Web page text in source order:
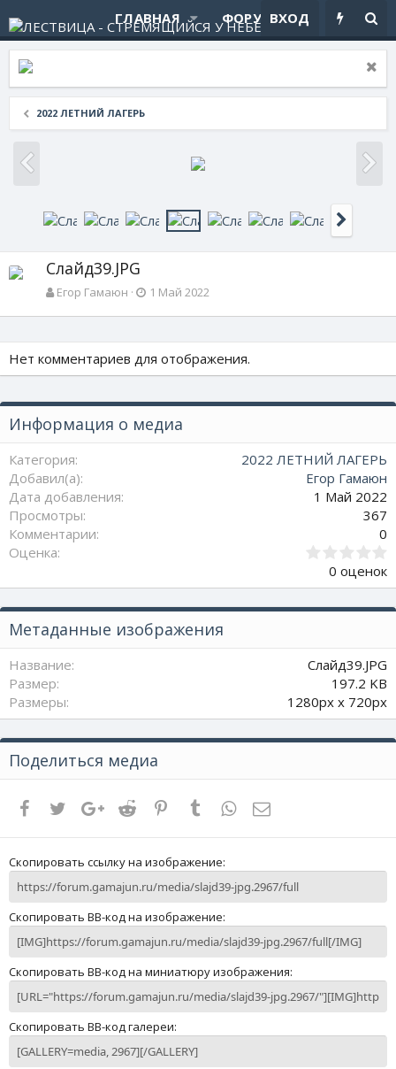
ГЛАВНАЯ ФОРУМЫ ЧТО
ВХОД
2022 ЛЕТНИЙ ЛАГЕРЬ
Слайд39.JPG
Егор Гамаюн 1 Май 2022
Нет комментариев для отображения.
Информация о медиа
Категория
2022 ЛЕТНИЙ ЛАГЕРЬ
Добавил(а)
Егор Гамаюн
Дата добавления
1 Май 2022
Просмотры
367
Комментарии
0
Оценка
.
0
з
ё
0 оценок
Метаданные изображения
Название
Слайд39.JPG
Размер
197.2 KB
Размеры
1280px x 720px
Поделиться медиа
FacebookTwitterGoogle+
Reddit Pinterest
TumblrWhatsAppЭлектронная почта
Скопировать ссылку на изображение
Скопировать BB-код на изображение
Скопировать BB-код на миниатюру изображения
Скопировать BB-код галереи